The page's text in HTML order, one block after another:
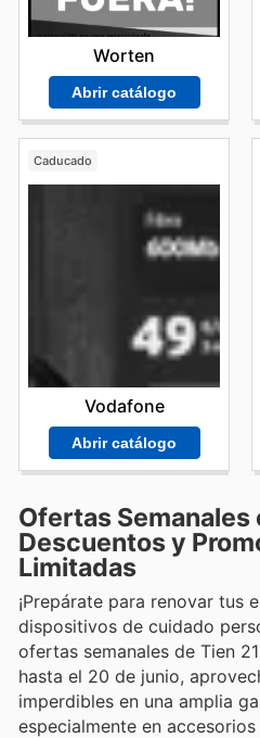
Worten
Abrir catálogo
Caducado
Vodafone
Abrir catálogo
Ofertas Semanales
Descuentos y
Limitadas
¡Prepárate para renovar tus
dispositivos de cuidado
ofertas semanales de Tien
hasta el 20 de junio,
imperdibles en una amplia
especialmente en